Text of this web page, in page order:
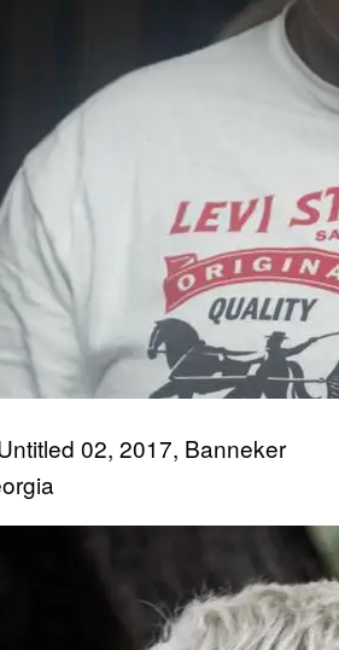
02, 2017, Banneker